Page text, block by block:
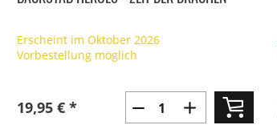
Erscheint im Oktober 2026
Vorbestellung möglich
19,95 € *